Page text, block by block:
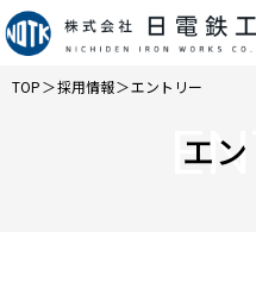
TOP＞採用情報＞エントリー
エ